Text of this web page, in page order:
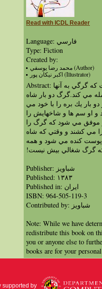
Read with ICDL Reader
Language: فارسي
Type: Fiction
Created by:
محمد رضا يوسفي (Author)
اكبر نيكان پور (Illustrator)
Abstract: گله در دشتي مشغول چرا ست كه گرگي به آنها
مي كند.گرگ دو بار شاه
بار يك بره را با خود مي
و او سم ها و شاخهايش را
موفق مي شود كه گرگ را
مي كشند و وقتي كه شاه
كنده مي شود و همه
گرگ شغالي بيش نيست!‏
Publisher: شباویز
Published: ۱۳۸۳
Published in: ايران
ISBN: 964-505-119-3
Contributed by: شباویز
Note: While we have
redistribute this book on
you or anyone else to
books are for your
supported by